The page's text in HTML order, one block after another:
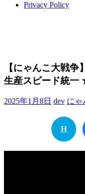
Privacy Policy
【にゃんこ大戦
生産スピード統一
2025年1月8日 dev にゃ
H